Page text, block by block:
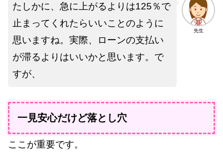
先生
たしかに、急に上がるよりは125％で
止まってくれたらいいことのように
思いますね。実際、ローンの支払い
が滞るよりはいいかと思います。で
すが、
一見安心だけど落とし穴
ここが重要です。